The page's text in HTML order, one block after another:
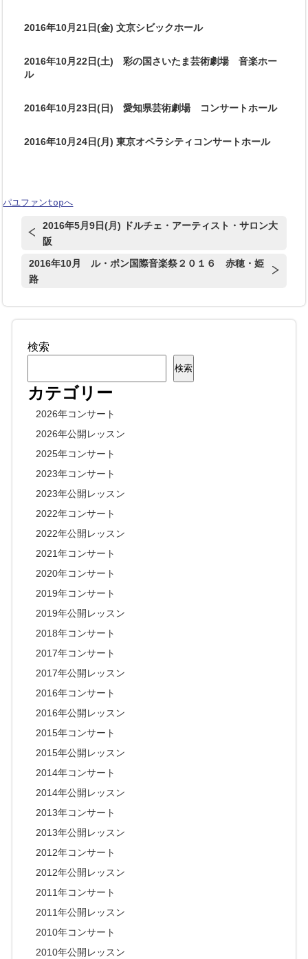
2016年10月21日(金) 文京シビックホール
2016年10月22日(土) 彩の国さいたま芸術劇場 音楽ホー
ル
2016年10月23日(日) 愛知県芸術劇場 コンサートホール
2016年10月24日(月) 東京オペラシティコンサートホール
パユファンtopへ
2016年5月9日(月) ドルチェ・アーティスト・サロン大
阪
2016年10月 ル・ポン国際音楽祭２０１６ 赤穂・姫
路
検索
検索
カテゴリー
2026年コンサート
2026年公開レッスン
2025年コンサート
2023年コンサート
2023年公開レッスン
2022年コンサート
2022年公開レッスン
2021年コンサート
2020年コンサート
2019年コンサート
2019年公開レッスン
2018年コンサート
2017年コンサート
2017年公開レッスン
2016年コンサート
2016年公開レッスン
2015年コンサート
2015年公開レッスン
2014年コンサート
2014年公開レッスン
2013年コンサート
2013年公開レッスン
2012年コンサート
2012年公開レッスン
2011年コンサート
2011年公開レッスン
2010年コンサート
2010年公開レッスン